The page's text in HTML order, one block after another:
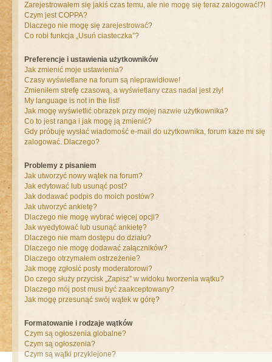
Zarejestrowałem się jakiś czas temu, ale nie mogę się teraz zalogować!?!
Czym jest COPPA?
Dlaczego nie mogę się zarejestrować?
Co robi funkcja „Usuń ciasteczka”?
Preferencje i ustawienia użytkowników
Jak zmienić moje ustawienia?
Czasy wyświetlane na forum są nieprawidłowe!
Zmieniłem strefę czasową, a wyświetlany czas nadal jest zły!
My language is not in the list!
Jak mogę wyświetlić obrazek przy mojej nazwie użytkownika?
Co to jest ranga i jak mogę ją zmienić?
Gdy próbuję wysłać wiadomość e-mail do użytkownika, forum każe mi się
zalogować. Dlaczego?
Problemy z pisaniem
Jak utworzyć nowy wątek na forum?
Jak edytować lub usunąć post?
Jak dodawać podpis do moich postów?
Jak utworzyć ankietę?
Dlaczego nie mogę wybrać więcej opcji?
Jak wyedytować lub usunąć ankietę?
Dlaczego nie mam dostępu do działu?
Dlaczego nie mogę dodawać załączników?
Dlaczego otrzymałem ostrzeżenie?
Jak mogę zgłosić posty moderatorowi?
Do czego służy przycisk „Zapisz” w widoku tworzenia wątku?
Dlaczego mój post musi być zaakceptowany?
Jak mogę przesunąć swój wątek w górę?
Formatowanie i rodzaje wątków
Czym są ogłoszenia globalne?
Czym są ogłoszenia?
Czym są wątki przyklejone?